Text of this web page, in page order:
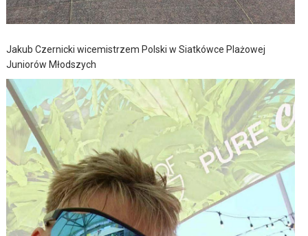
Jakub Czernicki wicemistrzem Polski w Siatkówce Plażowej
Juniorów Młodszych